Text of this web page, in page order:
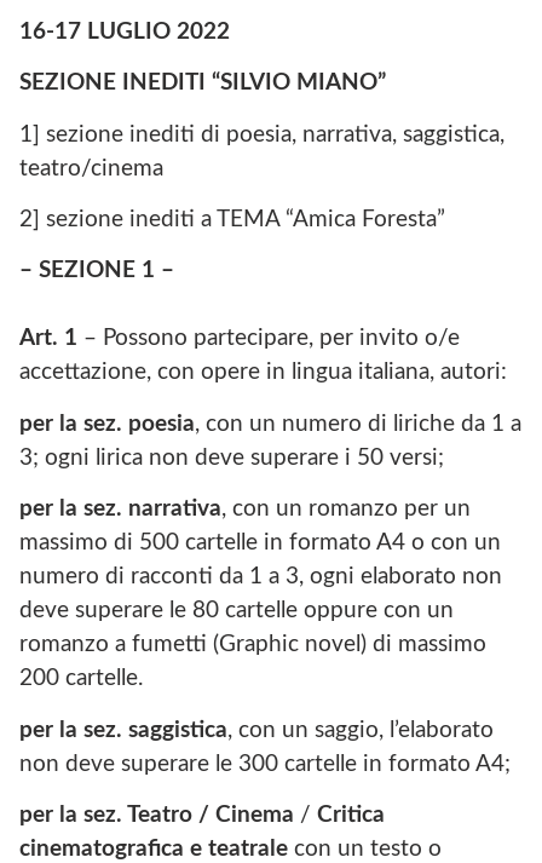
16-17 LUGLIO 2022
SEZIONE INEDITI “SILVIO MIANO”
1] sezione inediti di poesia, narrativa, saggistica,
teatro/cinema
2] sezione inediti a TEMA “Amica Foresta”
– SEZIONE 1 –
Art. 1 – Possono partecipare, per invito o/e
accettazione, con opere in lingua italiana, autori:
per la sez. poesia, con un numero di liriche da 1 a
3; ogni lirica non deve superare i 50 versi;
per la sez. narrativa, con un romanzo per un
massimo di 500 cartelle in formato A4 o con un
numero di racconti da 1 a 3, ogni elaborato non
deve superare le 80 cartelle oppure con un
romanzo a fumetti (Graphic novel) di massimo
200 cartelle.
per la sez. saggistica, con un saggio, l’elaborato
non deve superare le 300 cartelle in formato A4;
per la sez. Teatro / Cinema / Critica
cinematografica e teatrale con un testo o